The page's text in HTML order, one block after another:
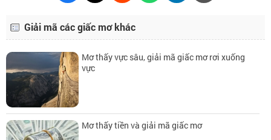
Giải mã các giấc mơ khác
Mơ thấy vực sâu, giải mã giấc mơ rơi xuống
vực
Mơ thấy tiền và giải mã giấc mơ